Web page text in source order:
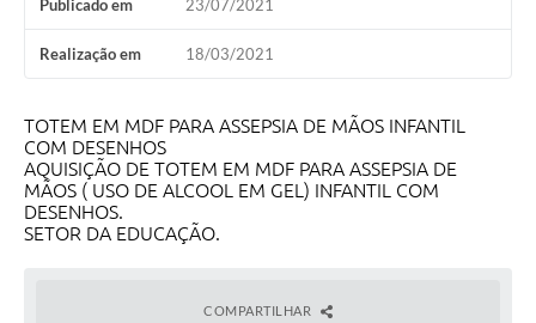
Publicado em 23/07/2021
Realização em 18/03/2021
TOTEM EM MDF PARA ASSEPSIA DE MÃOS INFANTIL
COM DESENHOS
AQUISIÇÃO DE TOTEM EM MDF PARA ASSEPSIA DE
MÃOS ( USO DE ALCOOL EM GEL) INFANTIL COM
DESENHOS.
SETOR DA EDUCAÇÃO.
COMPARTILHAR